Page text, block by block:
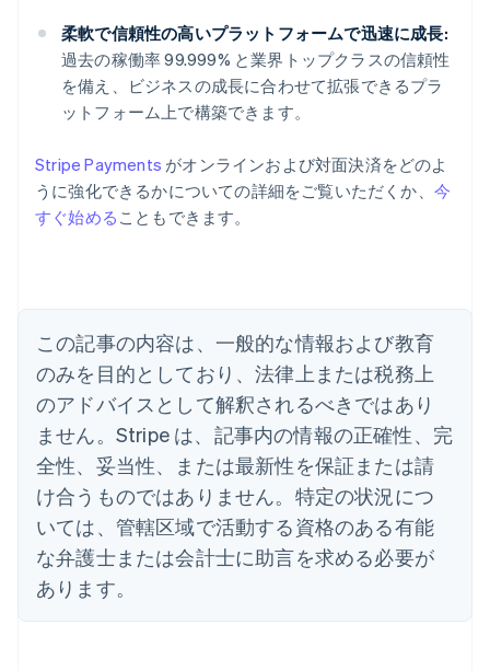
柔軟で信頼性の高いプラットフォームで迅速に成長:
過去の稼働率 99.999% と業界トップクラスの信頼性
を備え、ビジネスの成長に合わせて拡張できるプラ
ットフォーム上で構築できます。
Stripe Payments がオンラインおよび対面決済をどのよ
うに強化できるかについての詳細をご覧いただくか、 今
すぐ始める こともできます。
この記事の内容は、一般的な情報および教育
のみを目的としており、法律上または税務上
のアドバイスとして解釈されるべきではあり
ません。Stripe は、記事内の情報の正確性、完
全性、妥当性、または最新性を保証または請
け合うものではありません。特定の状況につ
いては、管轄区域で活動する資格のある有能
な弁護士または会計士に助言を求める必要が
あります。
アイルランド
English
アメリカ
イギリス
イタリア
Italiano English
インド
English
エストニア
English
オーストラリア
English
オーストリア
Deutsch English
オランダ
Nederlands